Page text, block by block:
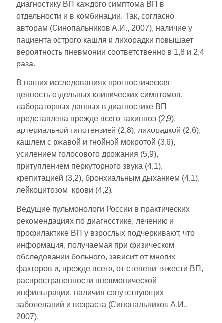
диагностику ВП каждого симптома ВП в
отдельности и в комбинации. Так, согласно
авторам (Синопальников А.И., 2007), наличие у
пациента острого кашля и лихорадки повышает
вероятность пневмонии соответственно в 1,8 и 2,4
раза.
В наших исследованиях прогностическая
ценность отдельных клинических симптомов,
лабораторных данных в диагностике ВП
представлена прежде всего тахипноэ (2,9),
артериальной гипотензией (2,8), лихорадкой (2,6),
кашлем с ржавой и гнойной мокротой (3,6),
усилением голосового дрожания (5,9),
притуплением перкуторного звука (4,1),
крепитацией (3,2), бронхиальным дыханием (4,1),
лейкоцитозом крови (4,2).
Ведущие пульмонологи России в практических
рекомендациях по диагностике, лечению и
профилактике ВП у взрослых подчеркивают, что
информация, получаемая при физическом
обследовании больного, зависит от многих
факторов и, прежде всего, от степени тяжести ВП,
распространенности пневмонической
инфильтрации, наличия сопутствующих
заболеваний и возраста (Синопальников А.И.,
2007).